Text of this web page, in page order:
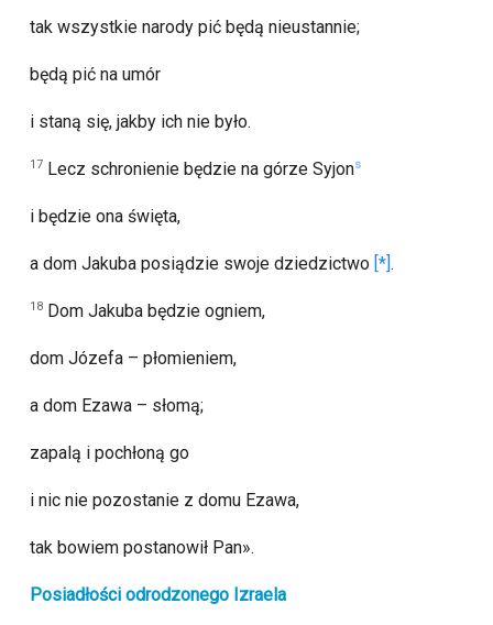
tak wszystkie narody pić będą nieustannie;
będą pić na umór
i staną się, jakby ich nie było.
17Lecz schronienie będzie na górze Syjons
i będzie ona święta,
a dom Jakuba posiądzie swoje dziedzictwo .
18Dom Jakuba będzie ogniem,
dom Józefa – płomieniem,
a dom Ezawa – słomą;
zapalą i pochłoną go
i nic nie pozostanie z domu Ezawa,
tak bowiem postanowił Pan».
Posiadłości odrodzonego Izraela